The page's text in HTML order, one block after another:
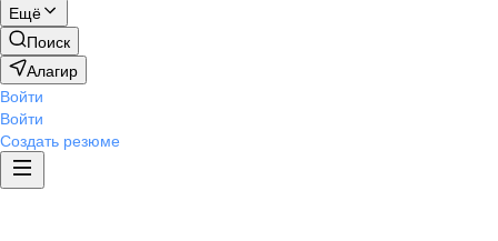
Ещё
Поиск
Алагир
Войти
Войти
Создать резюме